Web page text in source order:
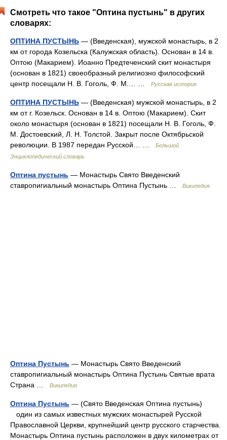
Смотреть что такое "Оптина пустынь" в других
словарях:
ОПТИНА ПУСТЫНЬ — (Введенская), мужской монастырь, в 2
км от города Козельска (Калужская область). Основан в 14 в.
Оптою (Макарием). Иоанно Предтеченский скит монастыря
(основан в 1821) своеобразный религиозно философский
центр посещали Н. В. Гоголь, Ф. М.… …
Русская история
ОПТИНА ПУСТЫНЬ — (Введенская) мужской монастырь, в 2
км от г. Козельск. Основан в 14 в. Оптою (Макарием). Скит
около монастыря (основан в 1821) посещали Н. В. Гоголь, Ф.
М. Достоевский, Л. Н. Толстой. Закрыт после Октябрьской
революции. В 1987 передан Русской… …
Большой
Энциклопедический словарь
Оптина пустынь — Монастырь Свято Введенский
ставропигиальный монастырь Оптина Пустынь …
Википедия
Оптина Пустынь — Монастырь Свято Введенский
ставропигиальный монастырь Оптина Пустынь Святые врата
Страна …
Википедия
Оптина Пустынь — (Свято Введенская Оптина пустынь)
один из самых известных мужских монастырей Русской
Православной Церкви, крупнейший центр русского старчества.
Монастырь Оптина пустынь расположен в двух километрах от